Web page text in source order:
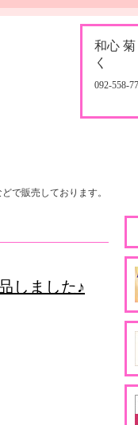
和心 菊
く
092-558-
で販売しております。
しました♪